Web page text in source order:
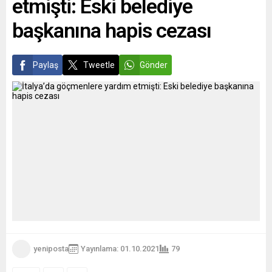
etmişti: Eski belediye
başkanına hapis cezası
Paylaş Tweetle Gönder
yeniposta Yayınlama: 01.10.2021 79